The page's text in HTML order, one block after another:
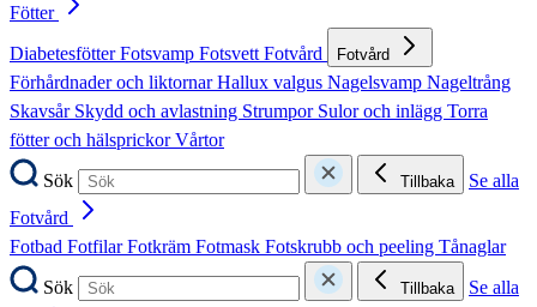
Fötter
DiabetesfötterFotsvamp FotsvettFotvård Fotvård
Förhårdnader och liktornarHallux valgus Nagelsvamp Nageltrång
Skavsår Skydd och avlastning Strumpor Sulor och inlägg Torra
fötter och hälsprickorVårtor
Sök
Tillbaka
Se alla
Fotvård
Fotbad FotfilarFotkräm Fotmask Fotskrubb och peeling Tånaglar
Sök
Tillbaka
Se alla